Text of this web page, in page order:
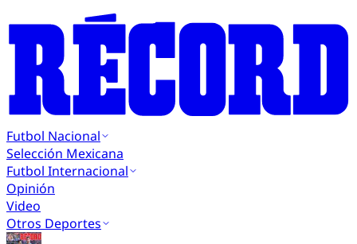
Futbol Nacional
Selección Mexicana
Futbol Internacional
Opinión
Video
Otros Deportes